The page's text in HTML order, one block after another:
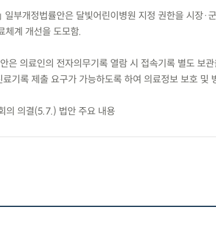
일부개정법률안은 달빛어린이병원 지정 권한을 시장·
체계 개선을 도모함.
은 의료인의 전자의무기록 열람 시 접속기록 별도 보
기록 제출 요구가 가능하도록 하여 의료정보 보호 및
의 의결(5.7.) 법안 주요 내용